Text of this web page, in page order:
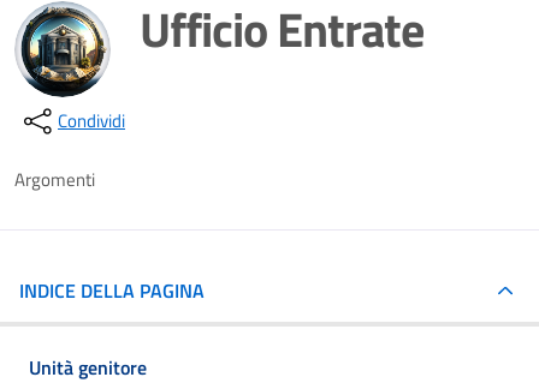
Ufficio Entrate
Condividi
Argomenti
INDICE DELLA PAGINA
Unità genitore